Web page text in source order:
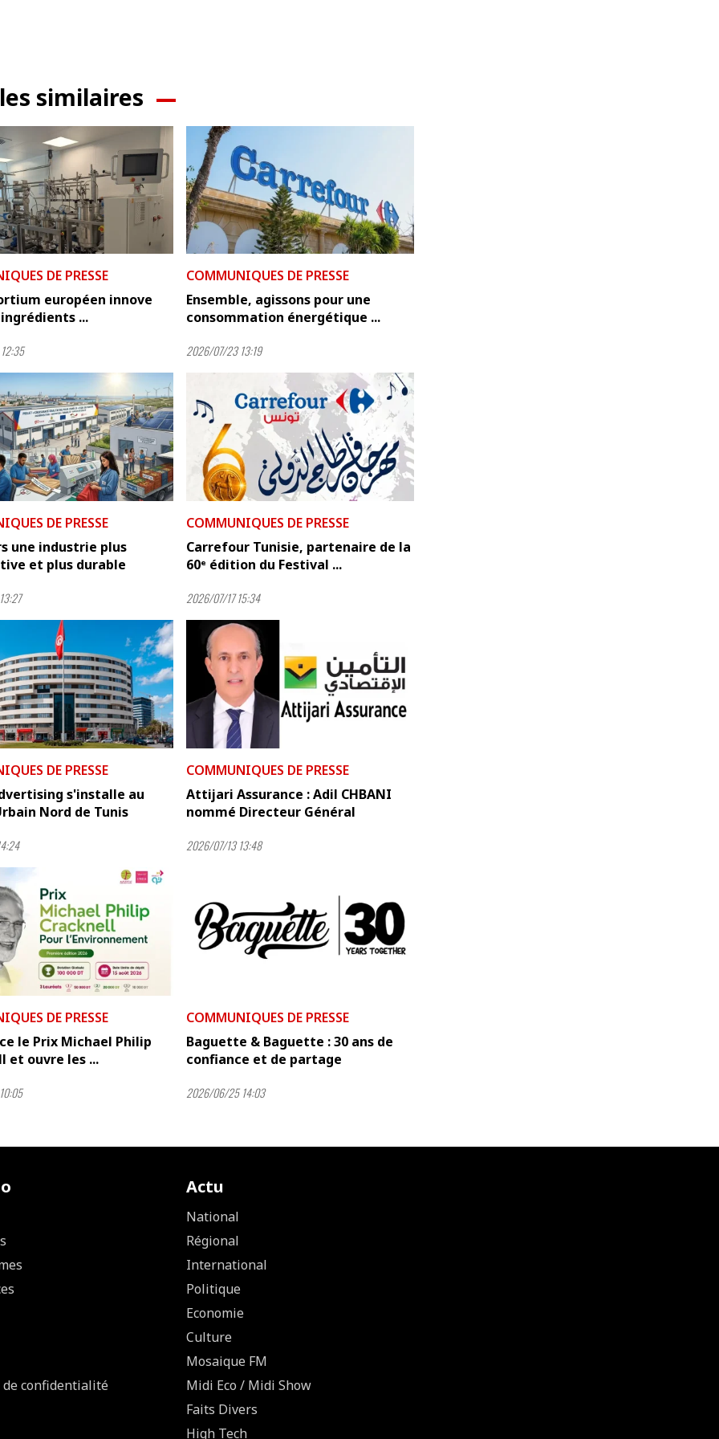
similaires
DE PRESSE
européen innove
...
COMMUNIQUES DE PRESSE
Ensemble, agissons pour une
consommation énergétique ...
2026/07/23 13:19
DE PRESSE
une industrie plus
et plus durable
COMMUNIQUES DE PRESSE
Carrefour Tunisie, partenaire de la
60ᵉ édition du Festival ...
2026/07/17 15:34
DE PRESSE
s'installe au
Nord de Tunis
COMMUNIQUES DE PRESSE
Attijari Assurance : Adil CHBANI
nommé Directeur Général
2026/07/13 13:48
DE PRESSE
le Prix Michael Philip
et ouvre les ...
COMMUNIQUES DE PRESSE
Baguette & Baguette : 30 ans de
confiance et de partage
2026/06/25 14:03
confidentialité
Actu
National
Régional
International
Politique
Economie
Culture
Mosaique FM
Midi Eco / Midi Show
Faits Divers
High Tech